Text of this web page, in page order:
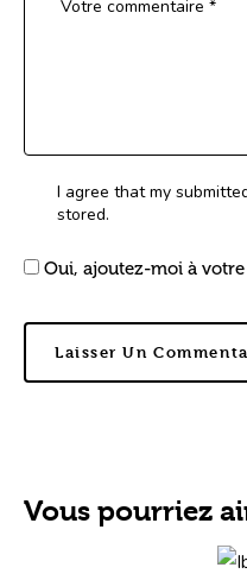
I agree that my
stored.
Oui, ajoutez-moi à
Vous pourriez